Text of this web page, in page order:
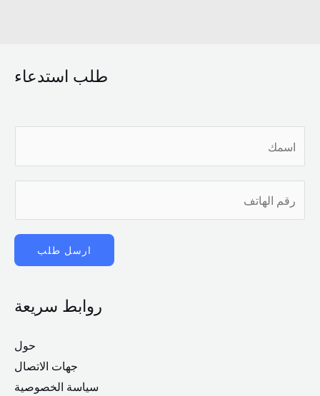
طلب استدعاء
م
ارسل طلب
روابط سريعة
حول
جهات الاتصال
سياسة الخصوصية